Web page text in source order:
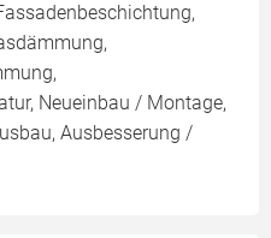
Neueinbau / Montage,
Ausbesserung /